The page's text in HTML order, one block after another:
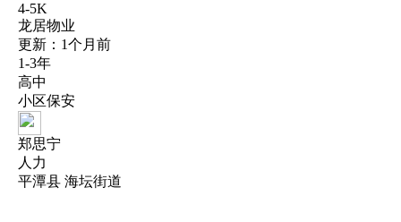
4-5K
龙居物业
更新：1个月前
1-3年
高中
小区保安
郑思宁
人力
平潭县 海坛街道